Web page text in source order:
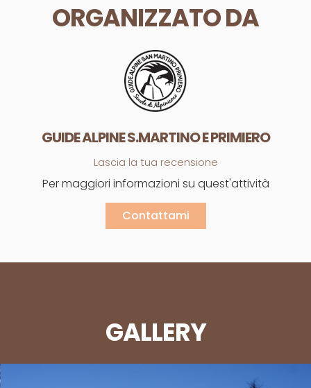
ORGANIZZATO DA
GUIDE ALPINE S.MARTINO E PRIMIERO
Lascia la tua recensione
Per maggiori informazioni su quest'attività
Contattami
GALLERY